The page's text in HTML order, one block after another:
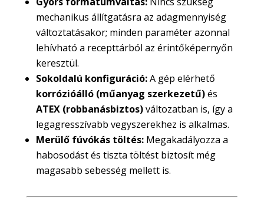
mechanikus állítgatásra az adagmennyiség
változtatásakor; minden paraméter azonnal
lehívható a recepttárból az érintőképernyőn
keresztül.
Sokoldalú konfiguráció:A gép elérhető
korrózióálló (műanyag szerkezetű)és
ATEX (robbanásbiztos)változatban is, így a
legagresszívabb vegyszerekhez is alkalmas.
Merülő fúvókás töltés:Megakadályozza a
habosodást és tiszta töltést biztosít még
magasabb sebesség mellett is.